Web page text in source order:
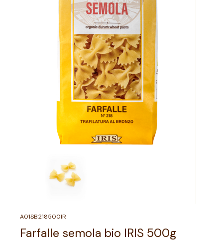
A01SB218500IR
Farfalle semola bio IRIS 500g